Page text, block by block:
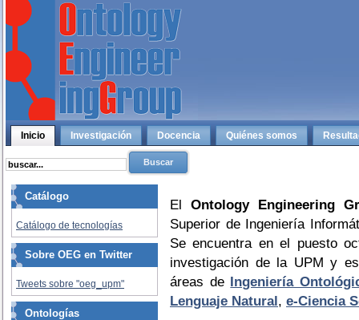
Inicio Investigación Docencia Quiénes somos
Catálogo
Catálogo de tecnologías
Sobre OEG en Twitter
Tweets sobre "oeg_upm"
Ontologías
El Ontology Engineering
Superior de Ingeniería
Se encuentra en el puesto
investigación de la UPM y
áreas de Ingeniería
Lenguaje Natural, e-Ciencia